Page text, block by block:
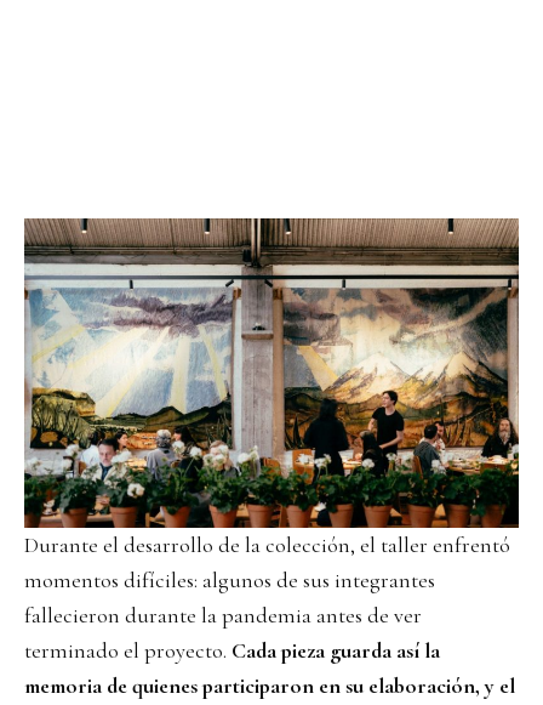
Durante el desarrollo de la colección, el taller enfrentó
momentos difíciles: algunos de sus integrantes
fallecieron durante la pandemia antes de ver
terminado el proyecto. Cada pieza guarda así la
memoria de quienes participaron en su elaboración, y el